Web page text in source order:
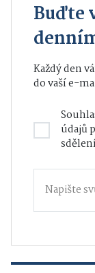
Buďte
Každý den
do vaší e-
údajů